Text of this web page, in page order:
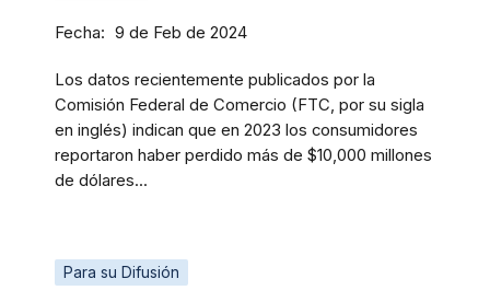
Fecha 9 de Feb de 2024
Los datos recientemente publicados por la
Comisión Federal de Comercio (FTC, por su sigla
en inglés) indican que en 2023 los consumidores
reportaron haber perdido más de $10,000 millones
de dólares...
Para su Difusión